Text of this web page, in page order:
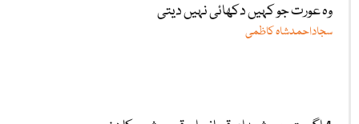
وہ عورت جو کہیں دکھائی نہیں دیتی
سجاداحمدشاہ کاظمی